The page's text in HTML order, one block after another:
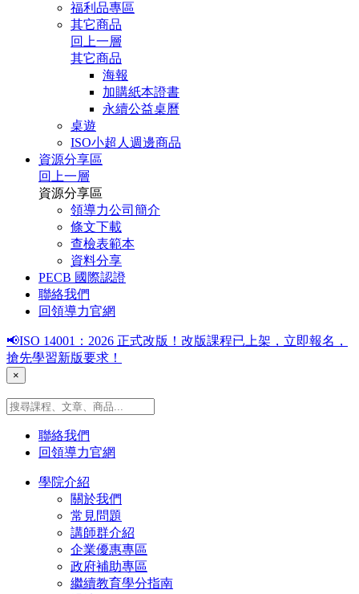
福利品專區
其它商品
回上一層
其它商品
海報
加購紙本證書
永續公益桌曆
桌遊
ISO小超人週邊商品
資源分享區
回上一層
資源分享區
領導力公司簡介
條文下載
查檢表範本
資料分享
PECB 國際認證
聯絡我們
回領導力官網
📢ISO 14001：2026 正式改版！改版課程已上架，立即報名，
搶先學習新版要求！
×
聯絡我們
回領導力官網
學院介紹
關於我們
常見問題
講師群介紹
企業優惠專區
政府補助專區
繼續教育學分指南